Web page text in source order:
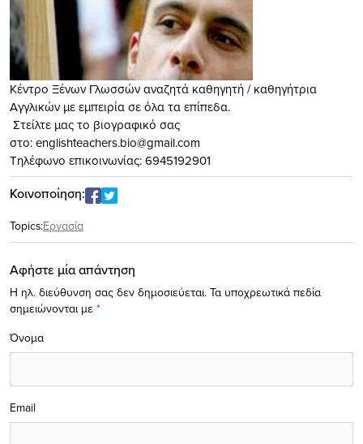
Κέντρο Ξένων Γλωσσών αναζητά καθηγητή / καθηγήτρια
Αγγλικών με εμπειρία σε όλα τα επίπεδα.
Στείλτε μας το βιογραφικό σας
στο:englishteachers.bio@gmail.com
Τηλέφωνο επικοινωνίας: 6945192901
Κοινοποίηση:
Topics:Eργασία
Αφήστε μία απάντηση
Η ηλ. διεύθυνση σας δεν δημοσιεύεται. Τα υποχρεωτικά πεδία
σημειώνονται με *
Όνομα
Email